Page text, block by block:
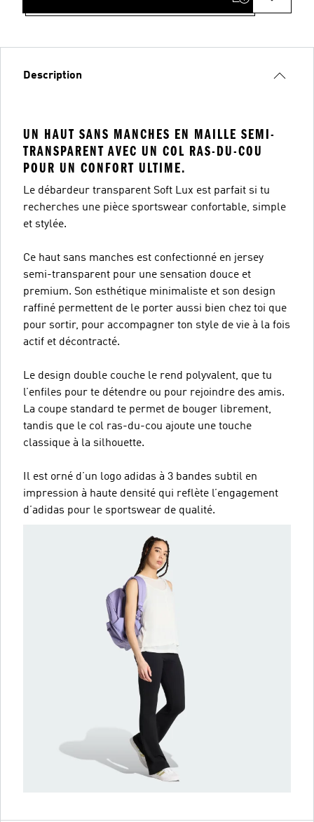
Description
UN HAUT SANS MANCHES EN MAILLE SEMI-
TRANSPARENT AVEC UN COL RAS-DU-COU
POUR UN CONFORT ULTIME.
Le débardeur transparent Soft Lux est parfait si tu
recherches une pièce sportswear confortable, simple
et stylée.
Ce haut sans manches est confectionné en jersey
semi-transparent pour une sensation douce et
premium. Son esthétique minimaliste et son design
raffiné permettent de le porter aussi bien chez toi que
pour sortir, pour accompagner ton style de vie à la fois
actif et décontracté.
Le design double couche le rend polyvalent, que tu
l’enfiles pour te détendre ou pour rejoindre des amis.
La coupe standard te permet de bouger librement,
tandis que le col ras-du-cou ajoute une touche
classique à la silhouette.
Il est orné d’un logo adidas à 3 bandes subtil en
impression à haute densité qui reflète l’engagement
d’adidas pour le sportswear de qualité.